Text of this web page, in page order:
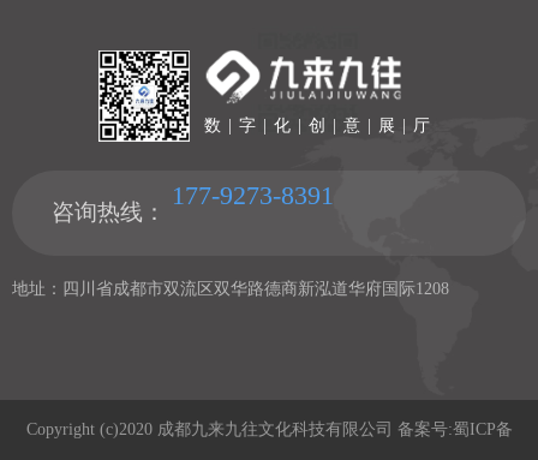
刻而有意义的参观体验。
数 | 字 | 化 | 创 | 意 | 展 | 厅
咨询热线：
177-9273-8391
地址：四川省成都市双流区双华路德商新泓道华府国际1208
Copyright (c)2020 成都九来九往文化科技有限公司 备案号:蜀ICP备